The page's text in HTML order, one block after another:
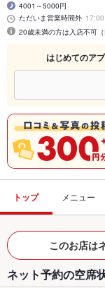
4001～5000円
ただいま営業時間外
20歳未満の方は入店不可（
はじめてのア
トップ メニュー
このお店は
ネット予約の空席